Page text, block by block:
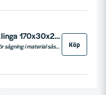
Bosch Cirkelsågsklinga 170x30x2,2mm 4T EXPERT FOR FIBER CEMENT
Bosch 170mm sågklinga för sågning i material såsom fibercement. Köp